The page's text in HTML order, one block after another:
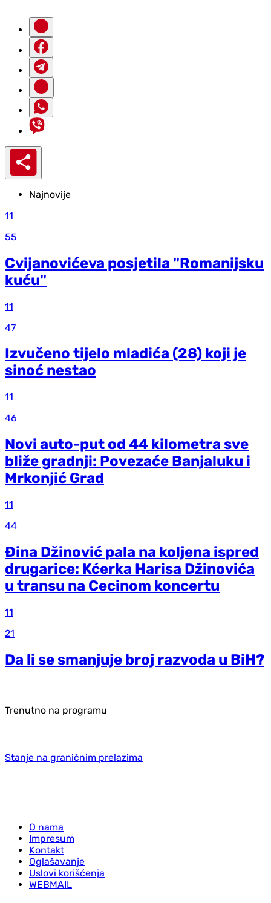
Najnovije
11
55
Cvijanovićeva posjetila "Romanijsku
kuću"
11
47
Izvučeno tijelo mladića (28) koji je
sinoć nestao
11
46
Novi auto-put od 44 kilometra sve
bliže gradnji: Povezaće Banjaluku i
Mrkonjić Grad
11
44
Đina Džinović pala na koljena ispred
drugarice: Kćerka Harisa Džinovića
u transu na Cecinom koncertu
11
21
Da li se smanjuje broj razvoda u BiH?
Trenutno na programu
Stanje na graničnim prelazima
O nama
Impresum
Kontakt
Oglašavanje
Uslovi korišćenja
WEBMAIL